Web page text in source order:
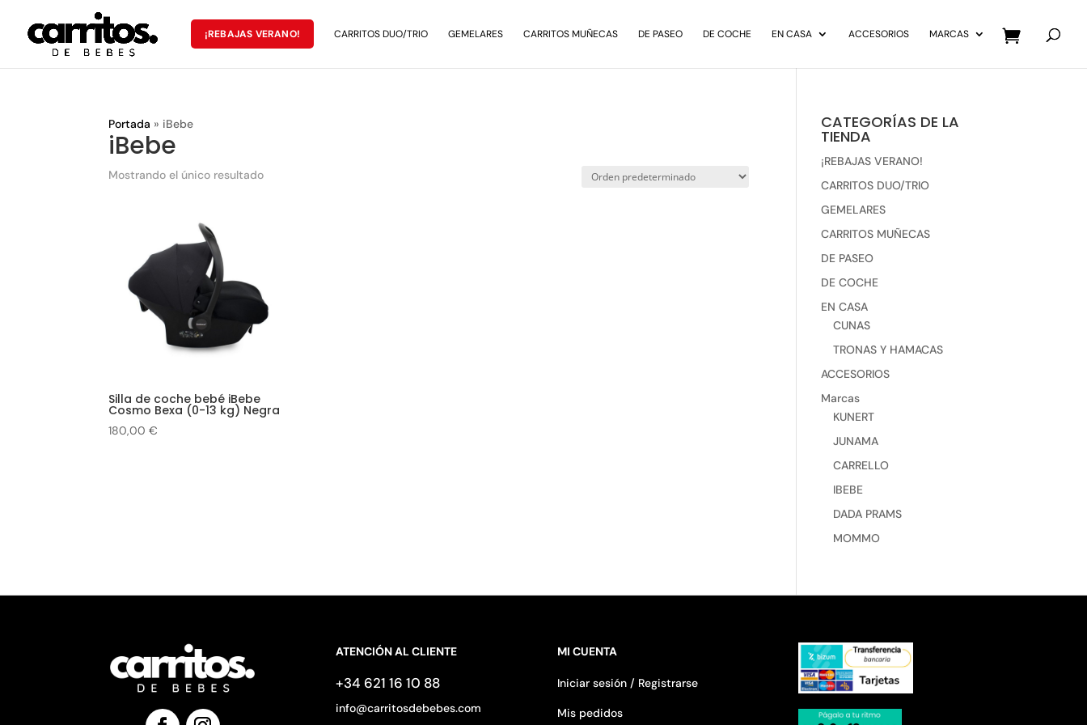
¡REBAJAS VERANO! CARRITOS DUO/TRIO GEMELARES CARRITOS MUÑECAS DE PASEO DE COCHE EN CASA ACCESORIOS MARCAS
productos
Portada » iBebe
iBebe
Mostrando el único resultado
Silla de coche bebé iBebe
Cosmo Bexa (0-13 kg) Negra
180,00€
CATEGORÍAS DE LA
TIENDA
¡REBAJAS VERANO!
CARRITOS DUO/TRIO
GEMELARES
CARRITOS MUÑECAS
DE PASEO
DE COCHE
EN CASA
CUNAS
TRONAS Y HAMACAS
ACCESORIOS
Marcas
KUNERT
JUNAMA
CARRELLO
IBEBE
DADA PRAMS
MOMMO
ATENCIÓN AL CLIENTE
+34 621 16 10 88
info@carritosdebebes.com
MI CUENTA
Iniciar sesión / Registrarse
Mis pedidos